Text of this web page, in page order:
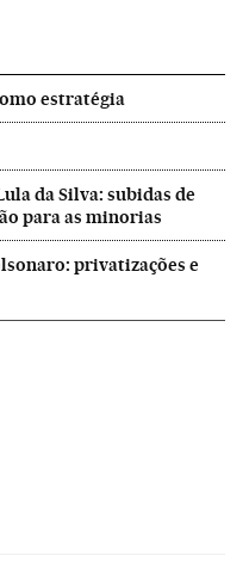
estratégia
da Silva: subidas de
para as minorias
privatizações e